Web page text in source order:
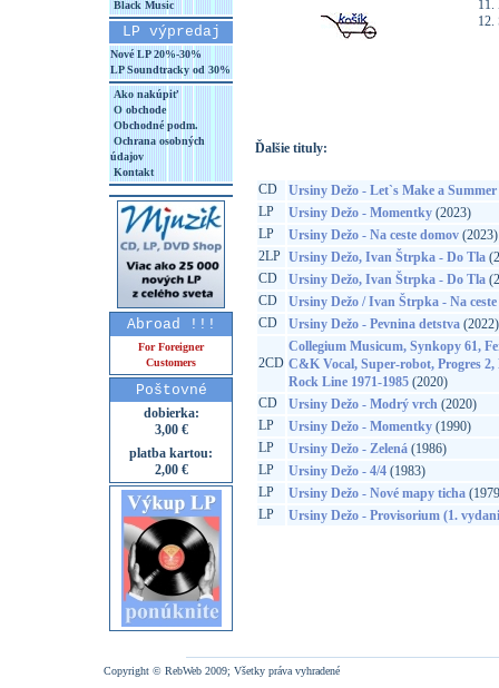
Black Music
LP výpredaj
Nové LP 20%-30%
LP Soundtracky od 30%
Ako nakúpiť
O obchode
Obchodné podm.
Ochrana osobných
údajov
Kontakt
Abroad !!!
For Foreigner
Customers
Poštovné
dobierka:
3,00 €
platba kartou:
2,00 €
Ďalšie tituly:
CD Ursiny Dežo - Let`s Make a Summer
LP
Ursiny Dežo - Momentky(2023)
LP
Ursiny Dežo - Na ceste domov(2023)
2LP Ursiny Dežo, Ivan Štrpka - Do Tla
CD
Ursiny Dežo, Ivan Štrpka - Do Tla
CD
Ursiny Dežo / Ivan Štrpka - Na
CD
Ursiny Dežo - Pevnina detstva(2022)
2CD
Collegium Musicum, Synkopy 61,
C&K Vocal, Super-robot, Progres
Rock Line 1971-1985(2020)
CD
Ursiny Dežo - Modrý vrch(2020)
LP
Ursiny Dežo - Momentky(1990)
LP
Ursiny Dežo - Zelená (1986)
LP
Ursiny Dežo - 4/4(1983)
LP
Ursiny Dežo - Nové mapy ticha
LP
Ursiny Dežo - Provisorium (1.
Copyright © RebWeb 2009; Všetky práva vyhradené